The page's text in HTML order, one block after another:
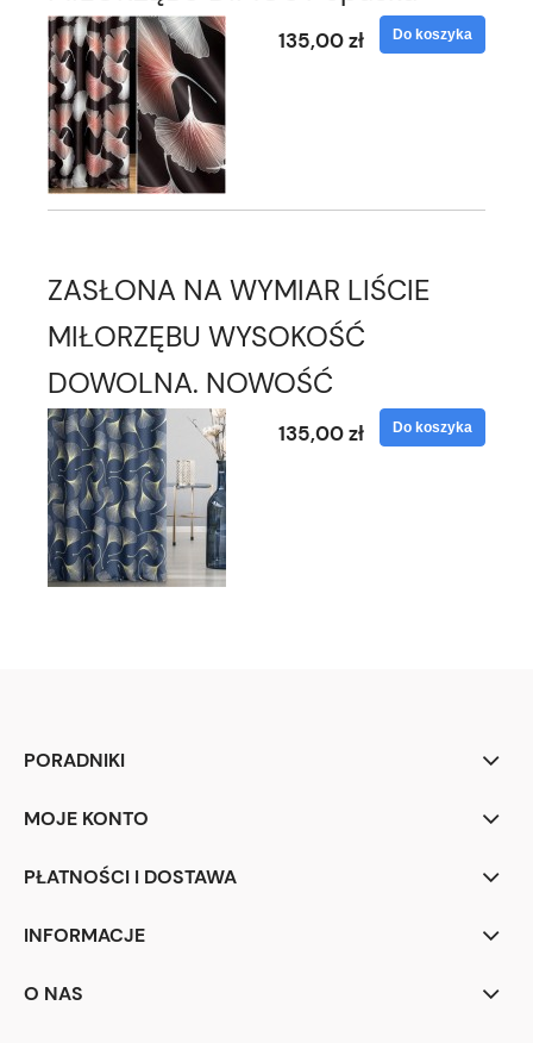
135,00 zł Do koszyka
ZASŁONA NA WYMIAR LIŚCIE
MIŁORZĘBU WYSOKOŚĆ
DOWOLNA. NOWOŚĆ
135,00 zł Do koszyka
PORADNIKI
MOJE KONTO
PŁATNOŚCI I DOSTAWA
INFORMACJE
O NAS